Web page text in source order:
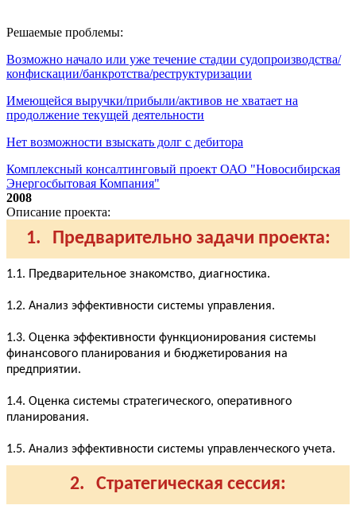
Решаемые проблемы:
Возможно начало или уже течение стадии судопроизводства/
конфискации/банкротства/реструктуризации
Имеющейся выручки/прибыли/активов не хватает на
продолжение текущей деятельности
Нет возможности взыскать долг с дебитора
Комплексный консалтинговый проект ОАО "Новосибирская
Энергосбытовая Компания"
2008
Описание проекта:
1. Предварительно задачи проекта:
1.1. Предварительное знакомство, диагностика.
1.2. Анализ эффективности системы управления.
1.3. Оценка эффективности функционирования системы
финансового планирования и бюджетирования на
предприятии.
1.4. Оценка системы стратегического, оперативного
планирования.
1.5. Анализ эффективности системы управленческого учета.
2. Стратегическая сессия: